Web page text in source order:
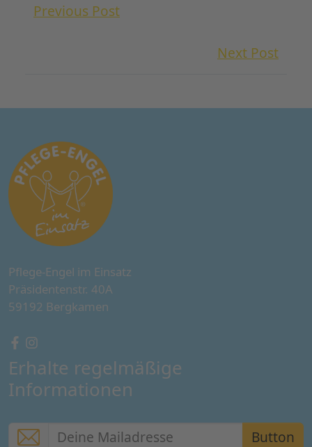
Previous Post
Next Post
Pflege-Engel im Einsatz
Präsidentenstr. 40A
59192 Bergkamen
Erhalte regelmäßige
Informationen
Button